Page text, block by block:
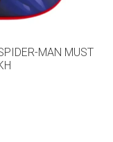
MAN MUST